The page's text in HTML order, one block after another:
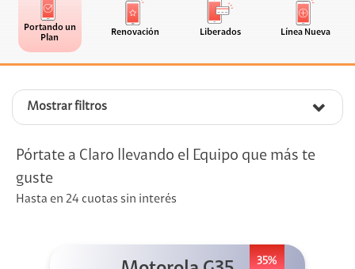
Portando un
Plan
Renovación Liberados Línea Nueva
Mostrar filtros
Pórtate a Claro llevando el Equipo que más te
guste
Hasta en 24 cuotas sin interés
35%